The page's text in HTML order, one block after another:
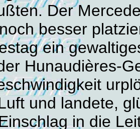
Der
besser
ein
Hunaudières-
und landete,
in die